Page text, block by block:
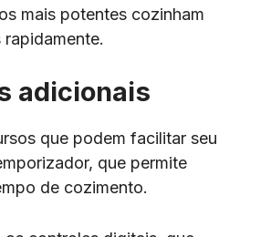
mais potentes cozinham
rapidamente.
adicionais
que podem facilitar seu
que permite
de cozimento.